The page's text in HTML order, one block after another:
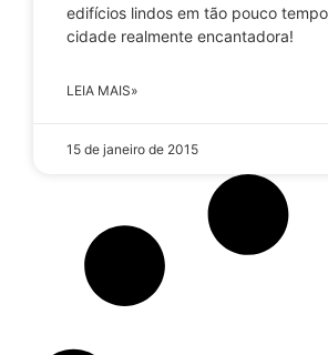
edifícios lindos em tão pouco
cidade realmente encantadora!
LEIA MAIS»
15 de janeiro de 2015